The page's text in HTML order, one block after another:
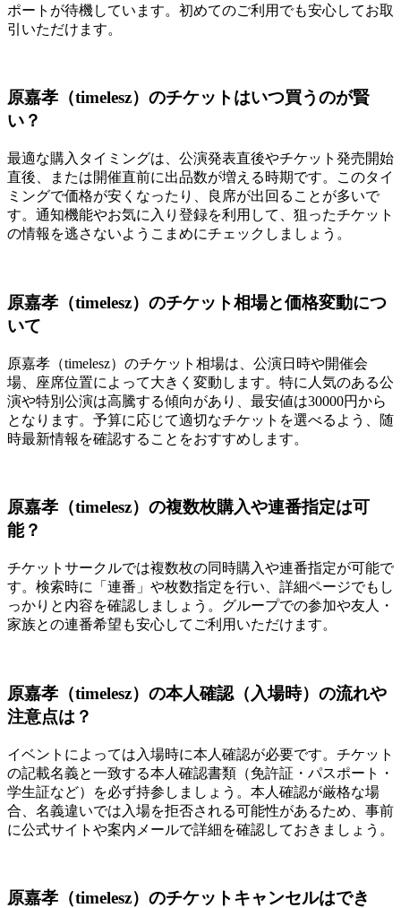
ポートが待機しています。初めてのご利用でも安心してお取
引いただけます。
原嘉孝（timelesz）のチケットはいつ買うのが賢
い？
最適な購入タイミングは、公演発表直後やチケット発売開始
直後、または開催直前に出品数が増える時期です。このタイ
ミングで価格が安くなったり、良席が出回ることが多いで
す。通知機能やお気に入り登録を利用して、狙ったチケット
の情報を逃さないようこまめにチェックしましょう。
原嘉孝（timelesz）のチケット相場と価格変動につ
いて
原嘉孝（timelesz）のチケット相場は、公演日時や開催会
場、座席位置によって大きく変動します。特に人気のある公
演や特別公演は高騰する傾向があり、最安値は30000円から
となります。予算に応じて適切なチケットを選べるよう、随
時最新情報を確認することをおすすめします。
原嘉孝（timelesz）の複数枚購入や連番指定は可
能？
チケットサークルでは複数枚の同時購入や連番指定が可能で
す。検索時に「連番」や枚数指定を行い、詳細ページでもし
っかりと内容を確認しましょう。グループでの参加や友人・
家族との連番希望も安心してご利用いただけます。
原嘉孝（timelesz）の本人確認（入場時）の流れや
注意点は？
イベントによっては入場時に本人確認が必要です。チケット
の記載名義と一致する本人確認書類（免許証・パスポート・
学生証など）を必ず持参しましょう。本人確認が厳格な場
合、名義違いでは入場を拒否される可能性があるため、事前
に公式サイトや案内メールで詳細を確認しておきましょう。
原嘉孝（timelesz）のチケットキャンセルはでき